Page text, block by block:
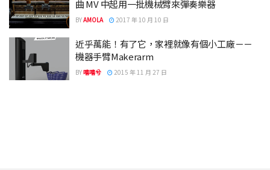
曲 MV 中起用一批機械臂來彈奏樂器
BYAMOLA 2017 年 10 月 10 日
近乎萬能！有了它，家裡就像有個小工廠－－
機器手臂Makerarm
BY嘻嘻兮 2015 年 11 月 27 日